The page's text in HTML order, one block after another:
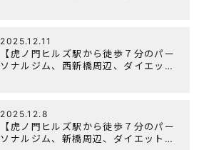
2025.12.11
【虎ノ門ヒルズ駅から徒歩７分のパー
ソナルジム、西新橋周辺、ダイエット
2025.12.8
【虎ノ門ヒルズ駅から徒歩７分のパー
ソナルジム、新橋周辺、ダイエットに